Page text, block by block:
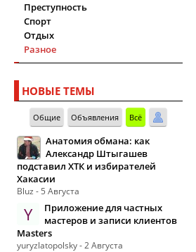
Преступность
Спорт
Отдых
Разное
НОВЫЕ ТЕМЫ
Общие Объявления Всё
Анатомия обмана: как
Александр Штыгашев
подставил ХТК и избирателей
Хакасии
Bluz - 5 Августа
Y
Приложение для частных
мастеров и записи клиентов
Masters
yuryzlatopolsky - 2 Августа